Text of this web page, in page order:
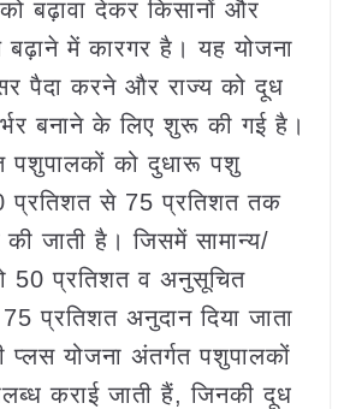
बढ़ावा देकर किसानों और
में कारगर है। यह योजना
पैदा करने और राज्य को दूध
बनाने के लिए शुरू की गई है।
पशुपालकों को दुधारू पशु
प्रतिशत से 75 प्रतिशत तक
की जाती है। जिसमें सामान्य/
50 प्रतिशत व अनुसूचित
प्रतिशत अनुदान दिया जाता
प्लस योजना अंतर्गत पशुपालकों
कराई जाती हैं, जिनकी दूध